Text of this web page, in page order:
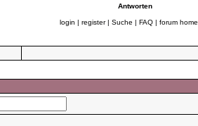
Antworten
login | register | Suche | FAQ| forum home